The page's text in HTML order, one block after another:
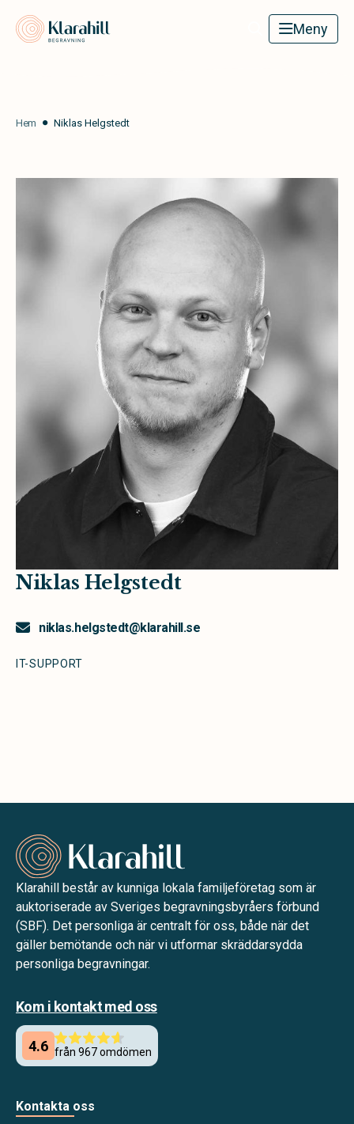
Meny
Hem Niklas Helgstedt
Niklas Helgstedt
niklas.helgstedt@klarahill.se
IT-SUPPORT
Klarahill består av kunniga lokala familjeföretag som är
auktoriserade av Sveriges begravningsbyråers förbund
(SBF). Det personliga är centralt för oss, både när det
gäller bemötande och när vi utformar skräddarsydda
personliga begravningar.
Kom i kontakt med oss
Kontakta oss